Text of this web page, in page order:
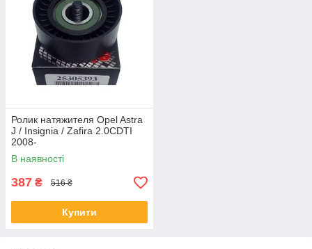
Ролик натяжителя Opel Astra
J / Insignia / Zafira 2.0CDTI
2008-
В наявності
387 ₴ 516 ₴
Купити